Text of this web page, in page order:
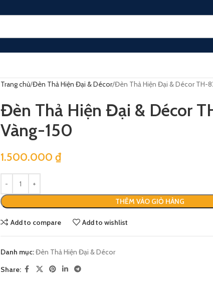
Trang chủ Đèn Thả Hiện Đại & Décor Đèn Thả Hiện Đại & Décor TH-
Đèn Thả Hiện Đại & Décor
Vàng-150
1.500.000 ₫
THÊM VÀO GIỎ HÀNG
Add to compare Add to wishlist
Danh mục:Đèn Thả Hiện Đại & Décor
Share: